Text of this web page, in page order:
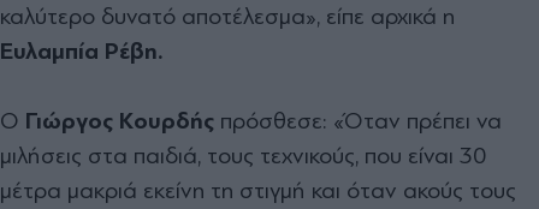
καλύτερο δυνατό αποτέλεσµα», είπε αρχικά η
Ευλαµπία Ρέβη.
Ο Γιώργος Κουρδής πρόσθεσε: «Όταν πρέπει να
µιλήσεις στα παιδιά, τους τεχνικούς, που είναι 30
µέτρα µακριά εκείνη τη στιγµή και όταν ακούς τους